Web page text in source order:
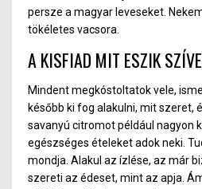
persze a magyar leveseket.
tökéletes vacsora.
A KISFIAD MIT ESZIK
Mindent megkóstoltatok vele,
később ki fog alakulni, mit szeret,
savanyú citromot például nagyon
egészséges ételeket adok neki.
mondja. Alakul az ízlése, az már
szereti az édeset, mint az apja.